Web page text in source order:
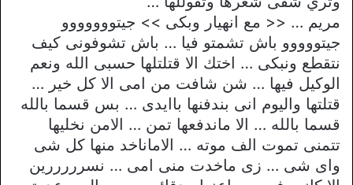
مريم … << مع انهيار وبكى >> جيتووووووو
جيتووووو باش تشمتو فيا … باش تشوفونى كيف
نتقطع ونبكى … اختك الا قتلتلها حسبى الله ونعم
الوكيل فيها … شن شافت من امى الا كل خير …
قتلتها واليوم انى بندفنها باايدى … بس قسما بالله
قسما بالله … الا ماندفعها تمن … الامن نخليها
تتمنى تموت الف موته … الاماناخد منها كل شى
واى شى … زى ماخدت منى امى … نسرررررين